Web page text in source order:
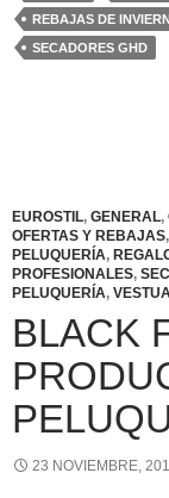
REBAJAS DE
SECADORES GHD
EUROSTIL, GENERAL,
OFERTAS Y REBAJAS,
PELUQUERÍA,
PROFESIONALES,
PELUQUERÍA,
BLACK
23 NOVIEMBRE,